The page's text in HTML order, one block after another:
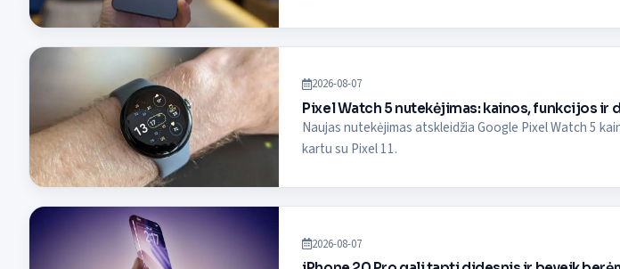
2026-08-07
Pixel Watch 5 nutekėjimas: kainos, funkcijos ir
Naujas nutekėjimas atskleidžia Google Pixel Watch 5
kartu su Pixel 11.
2026-08-07